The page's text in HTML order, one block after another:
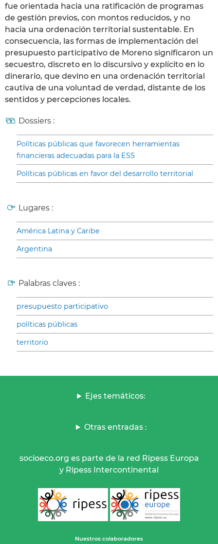
fue orientada hacia una ratificación de programas
de gestión previos, con montos reducidos, y no
hacia una ordenación territorial sustentable. En
consecuencia, las formas de implementación del
presupuesto participativo de Moreno significaron un
secuestro, discreto en lo discursivo y explícito en lo
dinerario, que devino en una ordenación territorial
cautiva de una voluntad de verdad, distante de los
sentidos y percepciones locales.
Dossiers :
Políticas públicas que favorecen herramientas
financieras adecuadas para la ESS
Políticas públicas en favor del desarrollo territorial
Lugares :
América Latina y Caribe
Argentina
Palabras claves :
presupuesto participativo
políticas públicas
territorio
Ejes temáticos:
Otras entradas :
socioeco.org es parte de la red Ripess Europa
y Ripess Intercontinental
Nuestros colaboradores